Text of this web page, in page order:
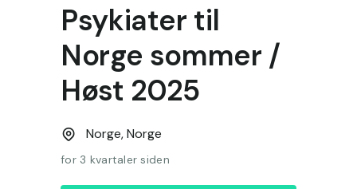
Psykiater til
Norge sommer /
Høst 2025
Norge,Norge
for 3 kvartaler siden